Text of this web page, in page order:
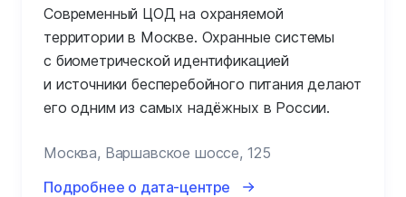
Современный ЦОД на охраняемой
территории в Москве. Охранные системы
с биометрической идентификацией
и источники бесперебойного питания делают
его одним из самых надёжных в России.
Москва, Варшавское шоссе, 125
Подробнее о дата-центре